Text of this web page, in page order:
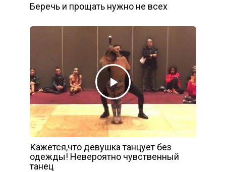
Беречь и прощать нужно не всех
Кажется,что девушка танцует без
одежды! Невероятно чувственный
танец